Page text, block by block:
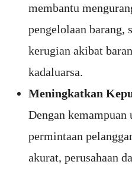
membantu
pengelolaan barang,
kerugian akibat
kadaluarsa.
Meningkatkan
Dengan kemampuan
permintaan
akurat, perusahaan